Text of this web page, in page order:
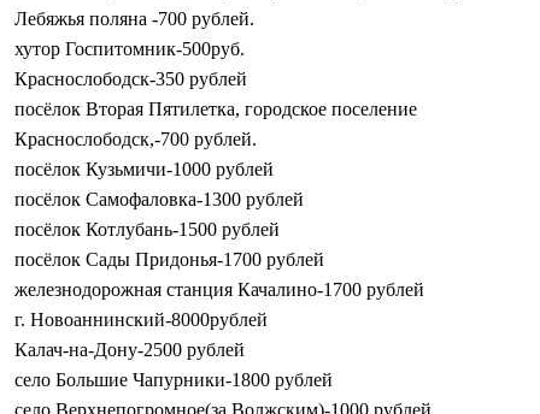
Лебяжья поляна -700 рублей.
хутор Госпитомник-500руб.
Краснослободск-350 рублей
посёлок Вторая Пятилетка, городское поселение
Краснослободск,-700 рублей.
посёлок Кузьмичи-1000 рублей
посёлок Самофаловка-1300 рублей
посёлок Котлубань-1500 рублей
посёлок Сады Придонья-1700 рублей
железнодорожная станция Качалино-1700 рублей
г. Новоаннинский-8000рублей
Калач-на-Дону-2500 рублей
село Большие Чапурники-1800 рублей
село Верхнепогромное(за Волжским)-1000 рублей